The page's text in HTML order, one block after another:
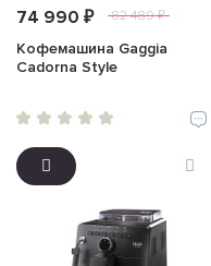
74 990 ₽ 82 489 ₽
Кофемашина Gaggia
Cadorna Style